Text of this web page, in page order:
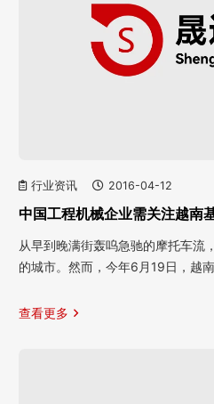
行业资讯 2016-04-12
中国工程机械企业需关注越南
从早到晚满街轰呜急驰的摩托车流
的城市。然而，今年6月19日，越
查看更多